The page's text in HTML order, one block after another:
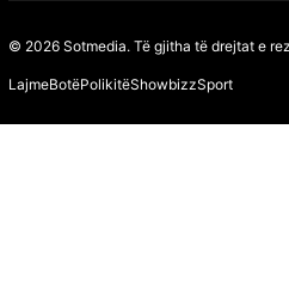
© 2026 Sotmedia. Të gjitha të drejtat e
LajmeBotëPolikitëShowbizzSport